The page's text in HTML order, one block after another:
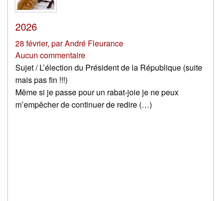
2026
28 février, parAndré Fleurance
Aucun commentaire
Sujet / L’élection du Président de la République (suite
mais pas fin !!!)
Même si je passe pour un rabat-joie je ne peux
m’empêcher de continuer de redire (…)